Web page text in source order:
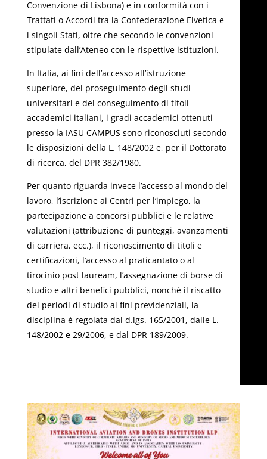
Convenzione di Lisbona) e in conformità con i
Trattati o Accordi tra la Confederazione Elvetica e
i singoli Stati, oltre che secondo le convenzioni
stipulate dall’Ateneo con le rispettive istituzioni.
In Italia, ai fini dell’accesso all’istruzione
superiore, del proseguimento degli studi
universitari e del conseguimento di titoli
accademici italiani, i gradi accademici ottenuti
presso la IASU CAMPUS sono riconosciuti secondo
le disposizioni della L. 148/2002 e, per il Dottorato
di ricerca, del DPR 382/1980.
Per quanto riguarda invece l’accesso al mondo del
lavoro, l’iscrizione ai Centri per l’impiego, la
partecipazione a concorsi pubblici e le relative
valutazioni (attribuzione di punteggi, avanzamenti
di carriera, ecc.), il riconoscimento di titoli e
certificazioni, l’accesso al praticantato o al
tirocinio post lauream, l’assegnazione di borse di
studio e altri benefici pubblici, nonché il riscatto
dei periodi di studio ai fini previdenziali, la
disciplina è regolata dal d.lgs. 165/2001, dalle L.
148/2002 e 29/2006, e dal DPR 189/2009.